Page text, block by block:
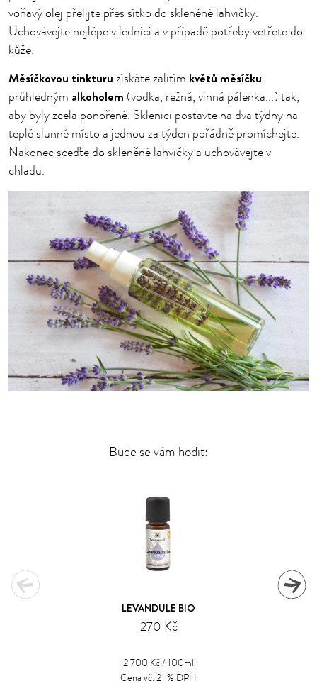
voňavý olej přelijte přes sítko do skleněné lahvičky.
Uchovávejte nejlépe v lednici a v případě potřeby vetřete do
kůže.
Měsíčkovou tinkturu získáte zalitím květů měsíčku
průhledným alkoholem (vodka, režná, vinná pálenka...) tak,
aby byly zcela ponořené. Sklenici postavte na dva týdny na
teplé slunné místo a jednou za týden pořádně promíchejte.
Nakonec sceďte do skleněné lahvičky a uchovávejte v
chladu.
Bude se vám hodit:
LEVANDULE BIO
270 Kč
2 700 Kč / 100ml
Cena vč. 21 % DPH